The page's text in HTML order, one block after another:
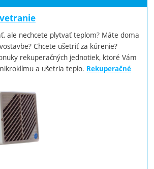
ale nechcete plytvať teplom? Máte doma
Chcete ušetriť za kúrenie?
rekuperačných jednotiek, ktoré Vám
a ušetria teplo. Rekuperačné